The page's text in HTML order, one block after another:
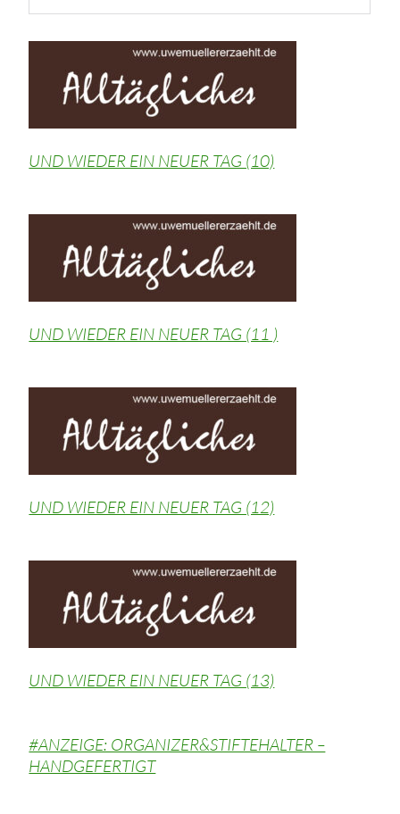
UND WIEDER EIN NEUER TAG (10)
UND WIEDER EIN NEUER TAG (11 )
UND WIEDER EIN NEUER TAG (12)
UND WIEDER EIN NEUER TAG (13)
#ANZEIGE: ORGANIZER&STIFTEHALTER –
HANDGEFERTIGT